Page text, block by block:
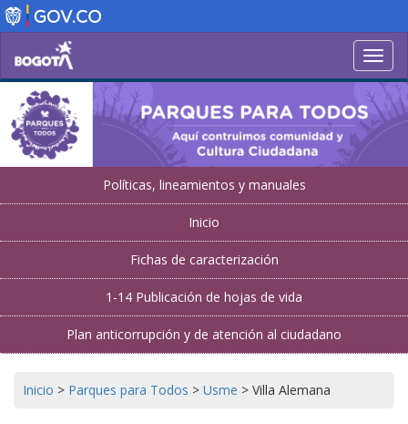
Pasar
al
contenido
principal
Políticas, lineamientos y manuales
Inicio
Fichas de caracterización
1-14 Publicación de hojas de vida
Plan anticorrupción y de atención al ciudadano
Inicio > Parques para Todos > Usme > Villa Alemana